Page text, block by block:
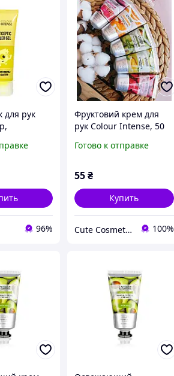
для рук
Gel Citrus
96%
Фруктовий крем для
рук Colour Intense, 50
Готово к отправке
55₴
Купить
Cute Cosmetics - косметика, аксесуари, подарункові набори. 100%